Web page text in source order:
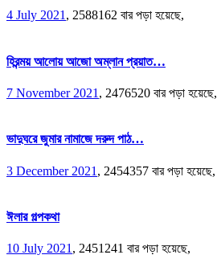
4 July 2021, 2588162 বার পড়া হয়েছে,
হিরন্ময় আলোয় আজো অম্লান প্রয়াত…
7 November 2021 , 2476520 বার পড়া হয়েছে,
ভাদুঘরে জুমার নামাজে দরুদ পাঠ…
3 December 2021 , 2454357 বার পড়া হয়েছে,
ঈলার গল্পকথা
10 July 2021 , 2451241 বার পড়া হয়েছে,